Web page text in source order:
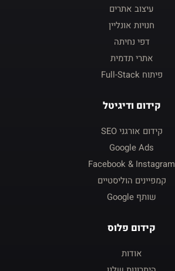
עיצוב אתרים
חנויות אונליין
דפי נחיתה
אתרי תדמית
פיתוח Full-Stack
קידום ודיגיטל
קידום אורגני SEO
Google Ads
Facebook & Instagram
קמפיינים הוליסטיים
שותף Google
קידום פלוס
אודות